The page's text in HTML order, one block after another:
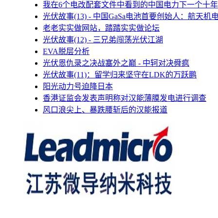
我在6个电改配套文件中看到的中国电力下一个十年
光伏故事(13) - 中国GaSa电池首要创始人：航天机
老老实实做网站，踏踏实实做论坛
光伏故事(12) - 三兄弟闯荡光伏江湖
EVA脱层分析
光伏恩仇录之决战塞外之巅 - 中轲对决舜疯
光伏故事(11)：留学归来坚守在LDK的万跃鹏
阳光动力号迫降日本
香港证监会发表声明称对汉能薄膜发电进行调查
风口浪尖上、暴跌腰斩后的汉能报道